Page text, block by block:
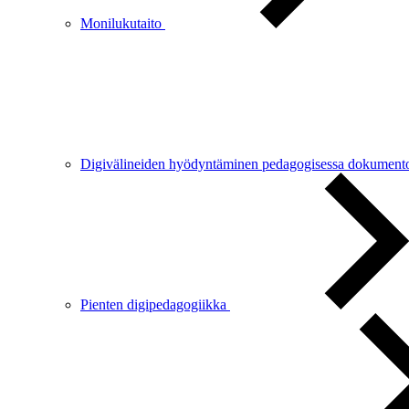
Monilukutaito
Digivälineiden hyödyntäminen pedagogisessa
Pienten digipedagogiikka